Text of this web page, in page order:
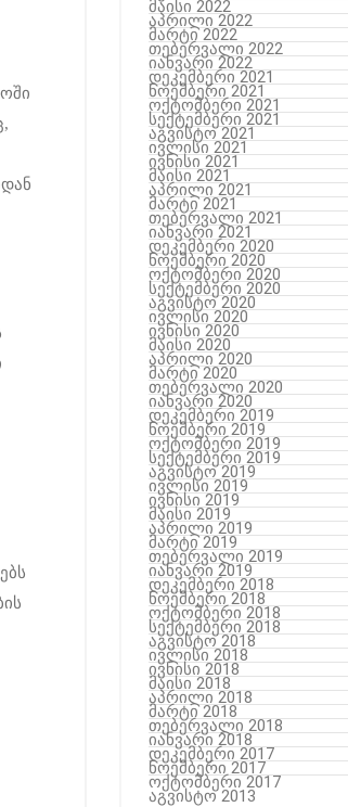
მაისი 2022
აპრილი 2022
მარტი 2022
თებერვალი 2022
იანვარი 2022
დეკემბერი 2021
ნოემბერი 2021
ოქტომბერი 2021
სექტემბერი 2021
აგვისტო 2021
ივლისი 2021
ივნისი 2021
მაისი 2021
აპრილი 2021
მარტი 2021
თებერვალი 2021
იანვარი 2021
დეკემბერი 2020
ნოემბერი 2020
ოქტომბერი 2020
სექტემბერი 2020
აგვისტო 2020
ივლისი 2020
ივნისი 2020
მაისი 2020
აპრილი 2020
მარტი 2020
თებერვალი 2020
იანვარი 2020
დეკემბერი 2019
ნოემბერი 2019
ოქტომბერი 2019
სექტემბერი 2019
აგვისტო 2019
ივლისი 2019
ივნისი 2019
მაისი 2019
აპრილი 2019
მარტი 2019
თებერვალი 2019
იანვარი 2019
დეკემბერი 2018
ნოემბერი 2018
ოქტომბერი 2018
სექტემბერი 2018
აგვისტო 2018
ივლისი 2018
ივნისი 2018
მაისი 2018
აპრილი 2018
მარტი 2018
თებერვალი 2018
იანვარი 2018
დეკემბერი 2017
ნოემბერი 2017
ოქტომბერი 2017
აგვისტო 2013